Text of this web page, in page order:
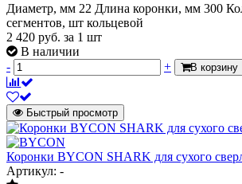
Диаметр, мм 22 Длина коронки, мм 300
сегментов, шт кольцевой
2 420 руб. за 1 шт
В наличии
-
+ В корзину
Быстрый просмотр
Коронки BYCON SHARK для сухого
Артикул: -